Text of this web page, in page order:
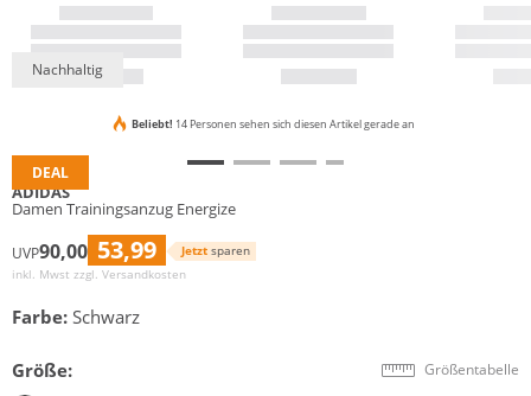
DEAL
Nachhaltig
Beliebt! 14 Personen sehen sich diesen Artikel gerade an
ADIDAS
Damen Trainingsanzug Energize
UVP90,00 53,99 Jetzt sparen
inkl. Mwst zzgl. Versandkosten
Farbe: Schwarz
Größe: Größentabelle